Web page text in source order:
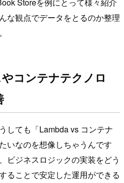
な観点でデータをとるのか整理
コンテナテクノロ
しても「Lambda vs コンテナ
いなのを想像しちゃうんです
ビジネスロジックの実装をどう
ることで安定した運用ができる